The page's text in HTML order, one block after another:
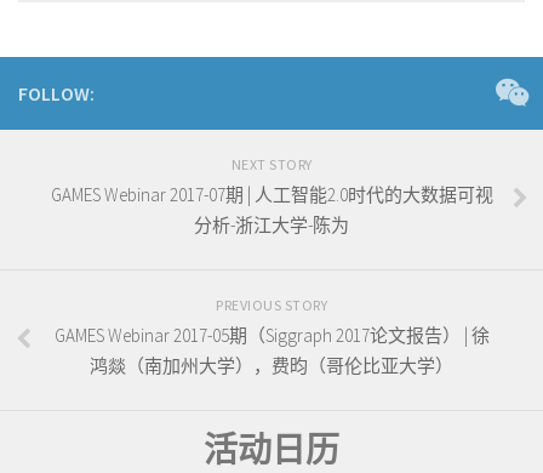
FOLLOW:
NEXT STORY
GAMES Webinar 2017-07期 | 人工智能2.0时代的大数据可视
分析-浙江大学-陈为
PREVIOUS STORY
GAMES Webinar 2017-05期（Siggraph 2017论文报告） | 徐
鸿燚（南加州大学），费昀（哥伦比亚大学）
活动日历